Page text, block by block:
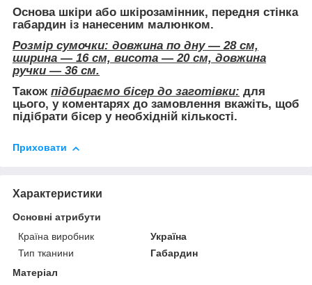
Основа шкіри або шкірозамінник, передня стінка
габардин із нанесеним малюнком.
Розмір сумочки: довжина по дну — 28 см,
ширина — 16 см, висота — 20 см, довжина
ручки — 36 см.
Також підбираємо бісер до заготівки: для
цього, у коментарях до замовлення вкажіть, щоб
підібрати бісер у необхідній кількості.
Приховати
Характеристики
Основні атрибути
Країна виробник
Україна
Тип тканини
Габардин
Матеріал